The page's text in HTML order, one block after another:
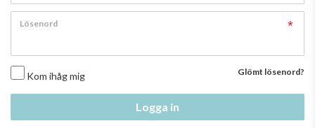
Lösenord
Kom ihåg mig Glömt lösenord?
Logga in